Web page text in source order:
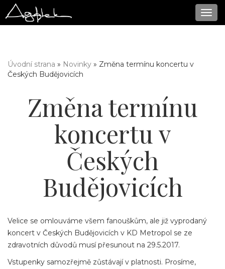
Jste zde
Úvodní strana » Novinky » Změna termínu koncertu v
Českých Budějovicích
Změna termínu
koncertu v
Českých
Budějovicích
Velice se omlouváme všem fanouškům, ale již vyprodaný
koncert v Českých Budějovicích v KD Metropol se ze
zdravotních důvodů musí přesunout na 29.5.2017.
Vstupenky samozřejmě zůstávají v platnosti. Prosíme,